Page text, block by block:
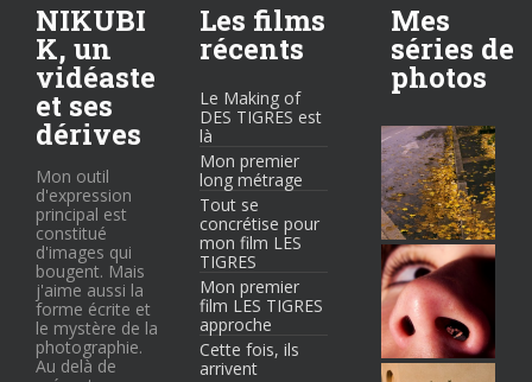
NIKUBI
K, un
vidéaste
et ses
dérives
Mon outil
d'expression
principal est
constitué
d'images qui
bougent. Mais
j'aime aussi la
forme écrite et
le mystère de la
photographie.
Au delà de
Les films
récents
Le Making of
DES TIGRES est
là
Mon premier
long métrage
Tout se
concrétise pour
mon film LES
TIGRES
Mon premier
film LES TIGRES
approche
Cette fois, ils
arrivent
Mes
séries de
photos